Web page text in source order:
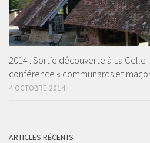
2014 : Sortie découverte à La
conférence « communards et
4 OCTOBRE 2014
ARTICLES RÉCENTS